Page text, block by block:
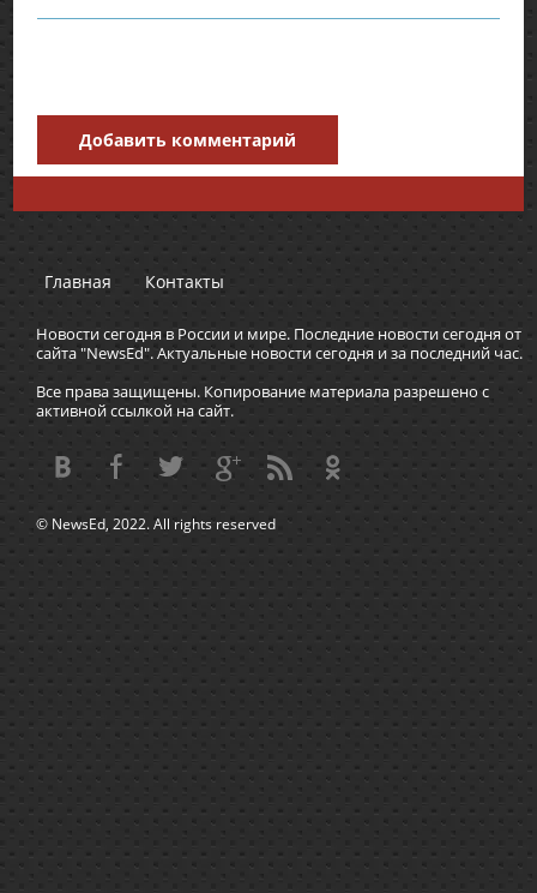
Добавить комментарий
Главная Контакты
Новости сегодня в России и мире. Последние новости сегодня от
сайта "NewsEd". Актуальные новости сегодня и за последний час.
Все права защищены. Копирование материала разрешено с
активной ссылкой на сайт.
© NewsEd, 2022. All rights reserved